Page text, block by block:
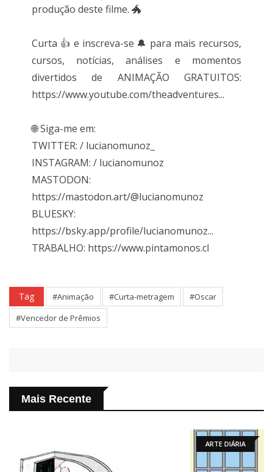
produção deste filme. 🐲
Curta 👍 e inscreva-se 🔔 para mais recursos,
cursos, notícias, análises e momentos
divertidos de ANIMAÇÃO GRATUITOS:
https://www.youtube.com/theadventures...
🌐 Siga-me em:
TWITTER: / lucianomunoz_
INSTAGRAM: / lucianomunoz
MASTODON:
https://mastodon.art/@lucianomunoz
BLUESKY:
https://bsky.app/profile/lucianomunoz...
TRABALHO: https://www.pintamonos.cl
Tag #Animação #Curta-metragem
#Oscar
#Vencedor de Prêmios
Mais Recente